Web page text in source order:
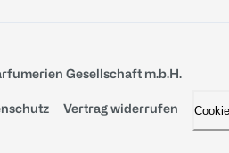
Gesellschaft m.b.H.
Vertrag widerrufen